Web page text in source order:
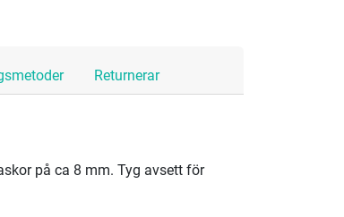
Returnerar
på ca 8 mm. Tyg avsett för